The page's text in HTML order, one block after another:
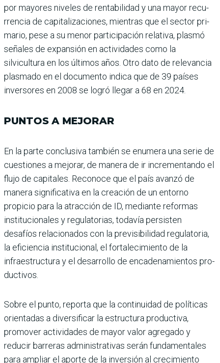
por mayores niveles de ren­tabilidad y una mayor recu­
rrencia de capitalizaciones, mientras que el sector pri­
mario, pese a su menor par­ticipación relativa, plasmó
señales de expansión en acti­vidades como la
silvicultura en los últimos años. Otro dato de relevancia
plasmado en el documento indica que de 39 países
inversores en 2008 se logró llegar a 68 en 2024.
PUNTOS A MEJORAR
En la parte conclusiva tam­bién se enumera una serie de
cuestiones a mejorar, de manera de ir incrementando el
flujo de capitales. Reconoce que el país avanzó de
manera significativa en la creación de un entorno
propicio para la atracción de ID, mediante reformas
institucionales y regulatorias, todavía per­sisten
desafíos relacionados con la previsibilidad regula­toria,
la eficiencia institucio­nal, el fortalecimiento de la
infraestructura y el desarro­llo de encadenamientos pro­
ductivos.
Sobre el punto, reporta que la continuidad de políti­cas
orientadas a diversifi­car la estructura produc­tiva,
promover actividades de mayor valor agregado y
reducir barreras adminis­trativas serán fundamenta­les
para ampliar el aporte de la inversión al crecimiento